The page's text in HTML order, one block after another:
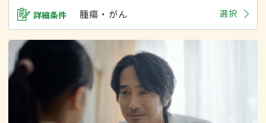
詳細条件 腫瘍・がん 選択